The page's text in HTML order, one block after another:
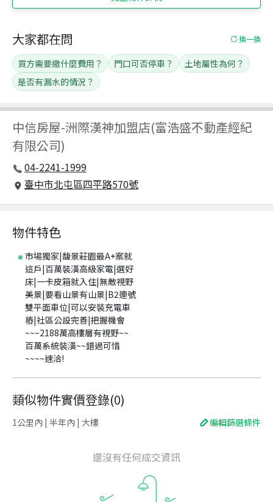
中信房屋-洲際漢神加盟店(富浩盛不動產經紀
有限公司)
04-2241-1999
臺中市北屯區四平路570號
大家都在問 換一換
買方需要繳什麼費用？ 門口可否停車？
土地屬性為何？
是否有漏水的情況？
物件特色
市場獨家|馥景莊園最A+案就
這戶|百萬裝潢高級家電|選好
床|一卡皮箱就入住|無敵視野
美景|要看山景有山景|B2連號
雙平面車位|可以安裝充電車
樁|社區公設完善|把握機會
~~~2188萬高樓層有視野~~
百萬系統裝潢~~錯過可惜
~~~~速洽!
類似物件實價登錄(0)
1公里內 | 半年內 | 大樓 編輯篩選條件
還沒有任何成交資訊